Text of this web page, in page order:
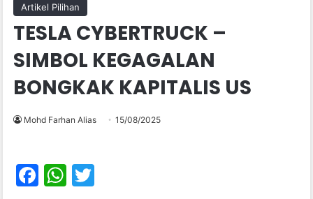
Artikel Pilihan
TESLA CYBERTRUCK –
SIMBOL KEGAGALAN
BONGKAK KAPITALIS US
Mohd Farhan Alias 15/08/2025
F
W